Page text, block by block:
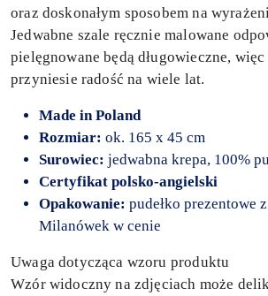
oraz doskonałym sposobem na
Jedwabne szale ręcznie malowane
pielęgnowane będą długowieczne,
przyniesie radość na wiele lat.
Made in Poland
Rozmiar: ok. 165 x 45 cm
Surowiec: jedwabna krepa, 100%
Certyfikat polsko-angielski
Opakowanie: pudełko prezentowe
Milanówek w cenie
Uwaga dotycząca wzoru produktu
Wzór widoczny na zdjęciach może